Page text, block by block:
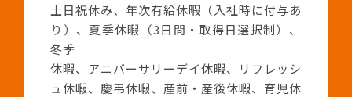
土日祝休み、年次有給休暇（入社時に付与あ
り）、夏季休暇（3日間・取得日選択制）、
冬季
休暇、アニバーサリーデイ休暇、リフレッシ
ュ休暇、慶弔休暇、産前・産後休暇、育児休